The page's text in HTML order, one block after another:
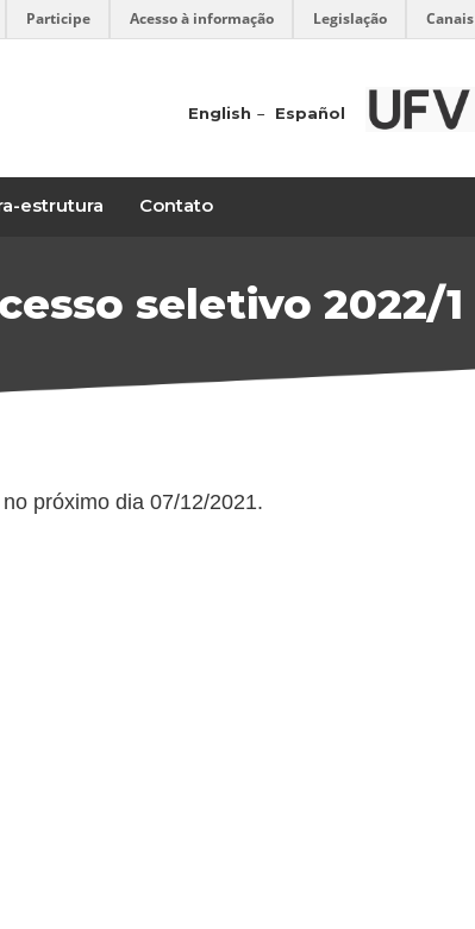
Participe Acesso à informação Legislação Canais
English Español
estrutura Contato
seletivo 2022/1
próximo dia 07/12/2021.